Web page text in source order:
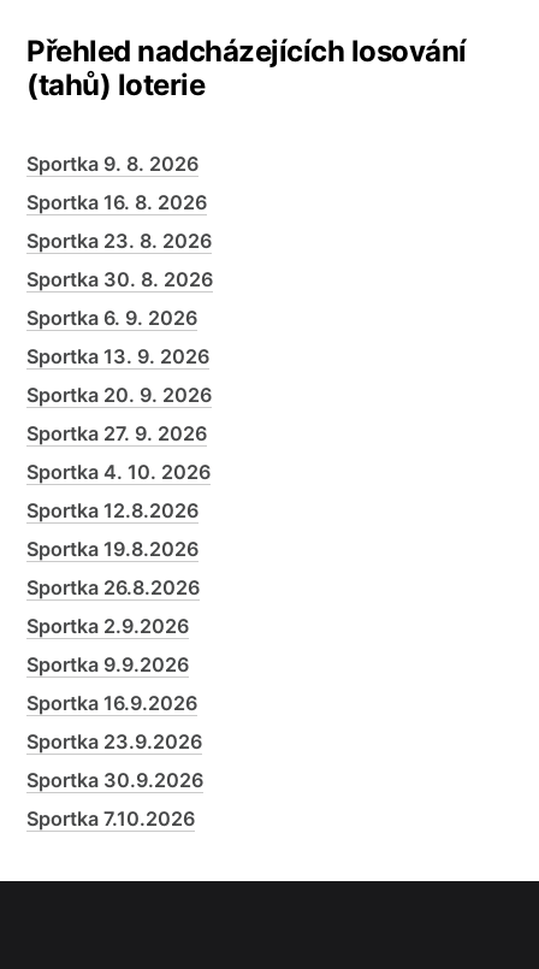
Přehled nadcházejících losování
(tahů) loterie
Sportka 9. 8. 2026
Sportka 16. 8. 2026
Sportka 23. 8. 2026
Sportka 30. 8. 2026
Sportka 6. 9. 2026
Sportka 13. 9. 2026
Sportka 20. 9. 2026
Sportka 27. 9. 2026
Sportka 4. 10. 2026
Sportka 12.8.2026
Sportka 19.8.2026
Sportka 26.8.2026
Sportka 2.9.2026
Sportka 9.9.2026
Sportka 16.9.2026
Sportka 23.9.2026
Sportka 30.9.2026
Sportka 7.10.2026